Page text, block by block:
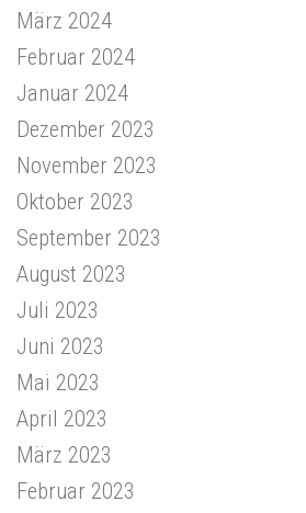
März 2024
Februar 2024
Januar 2024
Dezember 2023
November 2023
Oktober 2023
September 2023
August 2023
Juli 2023
Juni 2023
Mai 2023
April 2023
März 2023
Februar 2023